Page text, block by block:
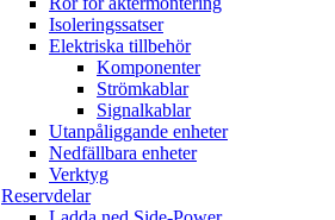
Isoleringssatser
Elektriska tillbehör
Komponenter
Strömkablar
Signalkablar
Utanpåliggande enheter
Nedfällbara enheter
Verktyg
Reservdelar